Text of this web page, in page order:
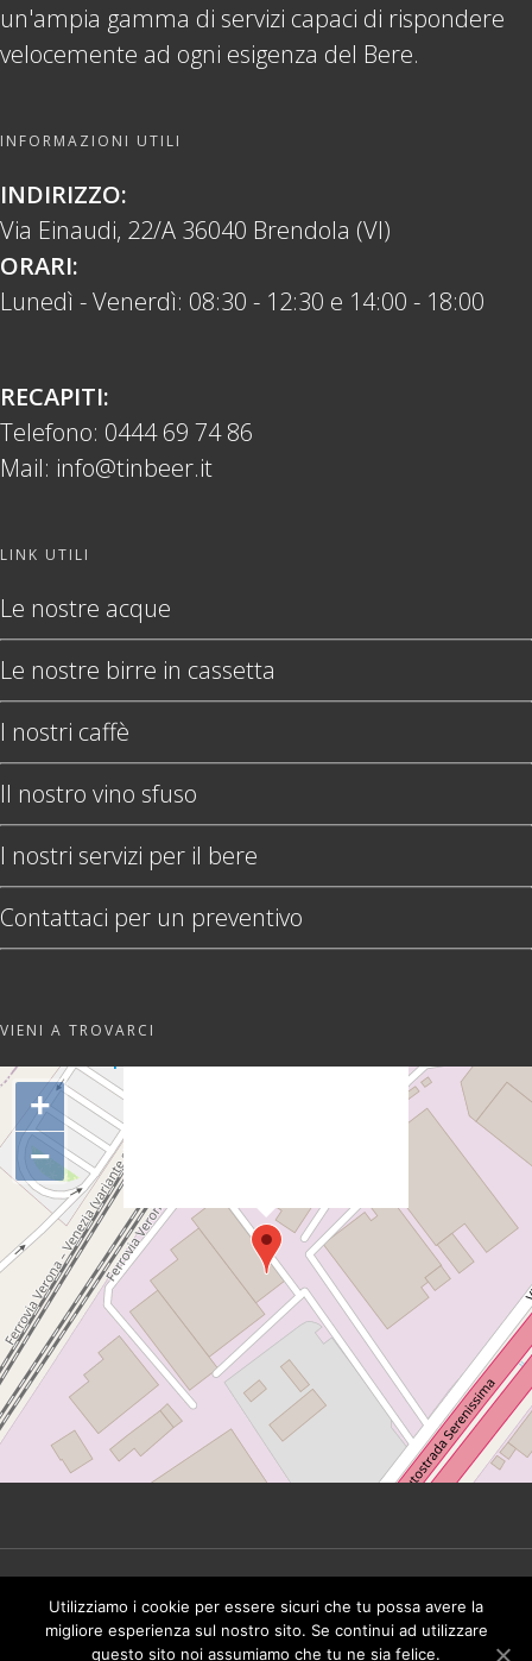
un'ampia gamma di servizi capaci di rispondere
velocemente ad ogni esigenza del Bere.
INFORMAZIONI UTILI
INDIRIZZO:
Via Einaudi, 22/A 36040 Brendola (VI)
ORARI:
Lunedì - Venerdì: 08:30 - 12:30 e 14:00 - 18:00
RECAPITI:
Telefono: 0444 69 74 86
Mail: info@tinbeer.it
LINK UTILI
Le nostre acque
Le nostre birre in cassetta
I nostri caffè
Il nostro vino sfuso
I nostri servizi per il bere
Contattaci per un preventivo
VIENI A TROVARCI
s=d.createElement('scr'+'ipt');
+
−
IT02492930249 - Privacy Policy
Utilizziamo i cookie per essere sicuri che tu possa avere la
migliore esperienza sul nostro sito. Se continui ad utilizzare
questo sito noi assumiamo che tu ne sia felice.